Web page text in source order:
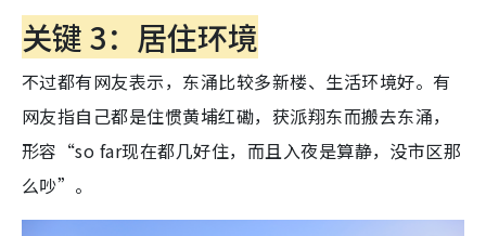
关键 3：居住环境
不过都有网友表示，东涌比较多新楼、生活环境好。有
网友指自己都是住惯黄埔红磡，获派翔东而搬去东涌，
形容“so far现在都几好住，而且入夜是算静，没市区那
么吵”。